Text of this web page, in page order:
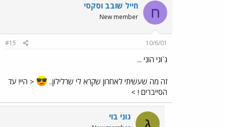
ח חייל שובב וסקסי
New member
10/6/01
#15
ג`וני הוני ...
זה מה שעשיתי לאחרון שקרא לי שרלילון..
< היי! עד
הסייברים ! >
ג גוני בוי